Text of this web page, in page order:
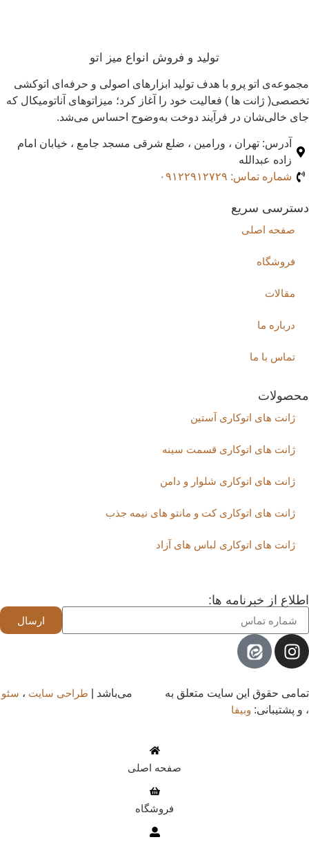
تولید و فروش انواع میز اتو
مجموعه‌ی اتو پرو با هدف تولید ابزارهای اصولی و حرفه‌ای اتوکشی
تخصصی( ژانت ها ) فعالیت خود را آغاز کرد؛ میزاتوهای آناتومیکال که
جای خالی‌شان در فرآیند دوخت به‌وضوح احساس می‌شد.
آدرس: تهران ، ورامین ، ضلع شرقی مسجد جامع ، خیابان امام
زاده عبدالله
شماره تماس: ۰۹۱۲۲۹۱۲۷۲۹
دسترسی سریع
صفحه اصلی
فروشگاه
مقالات
درباره ما
تماس با ما
محصولات
ژانت های اتوکاری آستین
ژانت های اتوکاری قسمت سینه
ژانت های اتوکاری شلوار و دامن
ژانت های اتوکاری کت و مانتو های نیمه جذب
ژانت های اتوکاری لباس های آزاد
اطلاع از خبرنامه ها:
ارسال
تمامی حقوق این سایت متعلق به می‌باشد | طراحی سایت ، سئو
، و پشتیبانی: وبیفا
صفحه اصلی
فروشگاه